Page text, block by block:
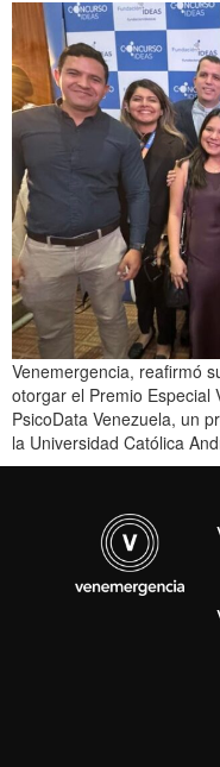
Venemergencia, reafirmó
otorgar el Premio Especial
PsicoData Venezuela, un
la Universidad Católica